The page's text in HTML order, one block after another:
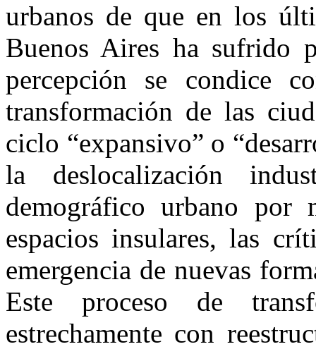
urbanos de que en los
Buenos Aires ha sufrido
percepción se condice
transformación de las
ciclo “expansivo” o
la deslocalización
demográfico urbano por
espacios insulares, las
emergencia de nuevas
Este proceso de
estrechamente con